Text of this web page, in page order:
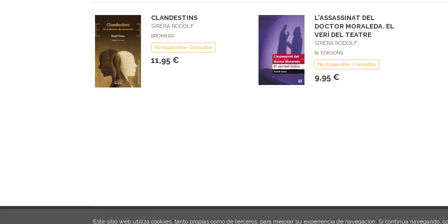
CLANDESTINS
SIRERA RODOLF
BROMERA
No disponible: Consultar
11,95 €
L'ASSASSINAT DEL
DOCTOR MORALEDA. EL
VERÍ DEL TEATRE
SIRERA RODOLF
62 EDICIONS
No disponible: Consultar
9,95 €
Protección de datos
2026 © Librería Séneca
Este sitio web utiliza cookies, tanto propias como de terceros, para mejorar su experiencia de navegación. Si continúa navegando,